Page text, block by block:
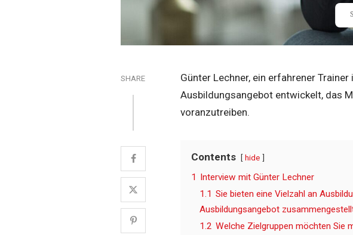
SHARE
Günter Lechner, ein erfahrener
Ausbildungsangebot entwickelt, das
voranzutreiben.
Contents hide
1 Interview mit Günter Lechner
1.1 Sie bieten eine Vielzahl an
Ausbildungsangebot
1.2 Welche Zielgruppen möchten Sie